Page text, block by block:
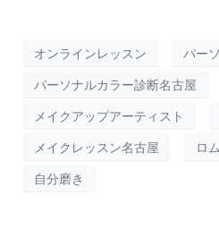
オンラインレッスン パー
パーソナルカラー診断名古屋
メイクアップアーティスト
メイクレッスン名古屋 ロ
自分磨き